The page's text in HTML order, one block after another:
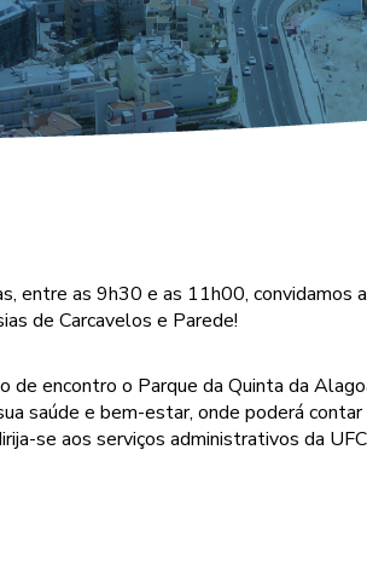
entre as 9h30 e as 11h00, convidamos
de Carcavelos e Parede!
encontro o Parque da Quinta da
saúde e bem-estar, onde poderá contar
se aos serviços administrativos da